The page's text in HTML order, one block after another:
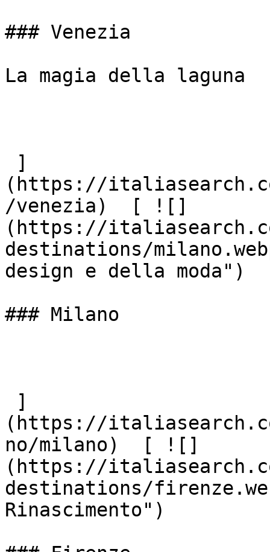
### Venezia
La magia della laguna
(https://
/venezia)  [ ![]
(https://
destinations/
design e della moda")
### Milano
(https://
no/milano)  [ ![]
(https://
destinations/
Rinascimento")